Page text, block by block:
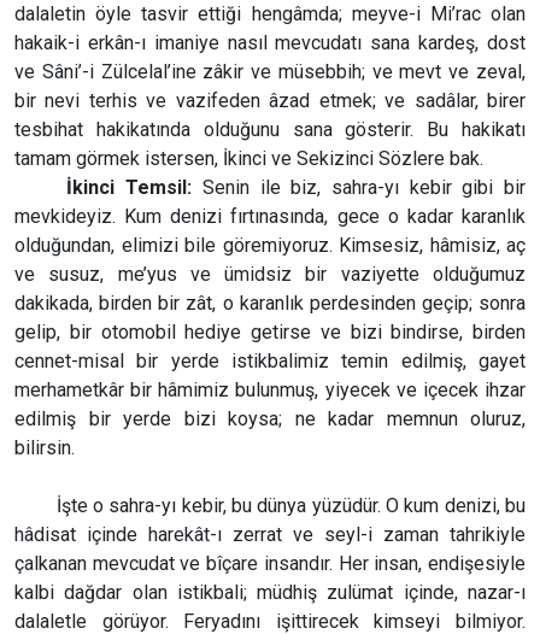
dalaletin öyle tasvir ettiği hengâmda; meyve-i Mi’rac olan
hakaik-i erkân-ı imaniye nasıl mevcudatı sana kardeş, dost
ve Sâni’-i Zülcelal’ine zâkir ve müsebbih; ve mevt ve zeval,
bir nevi terhis ve vazifeden âzad etmek; ve sadâlar, birer
tesbihat hakikatında olduğunu sana gösterir. Bu hakikatı
tamam görmek istersen, İkinci ve Sekizinci Sözlere bak.
İkinci Temsil: Senin ile biz, sahra-yı kebir gibi bir
mevkideyiz. Kum denizi fırtınasında, gece o kadar karanlık
olduğundan, elimizi bile göremiyoruz. Kimsesiz, hâmisiz, aç
ve susuz, me’yus ve ümidsiz bir vaziyette olduğumuz
dakikada, birden bir zât, o karanlık perdesinden geçip; sonra
gelip, bir otomobil hediye getirse ve bizi bindirse, birden
cennet-misal bir yerde istikbalimiz temin edilmiş, gayet
merhametkâr bir hâmimiz bulunmuş, yiyecek ve içecek ihzar
edilmiş bir yerde bizi koysa; ne kadar memnun oluruz,
bilirsin.
İşte o sahra-yı kebir, bu dünya yüzüdür. O kum denizi, bu
hâdisat içinde harekât-ı zerrat ve seyl-i zaman tahrikiyle
çalkanan mevcudat ve bîçare insandır. Her insan, endişesiyle
kalbi dağdar olan istikbali; müdhiş zulümat içinde, nazar-ı
dalaletle görüyor. Feryadını işittirecek kimseyi bilmiyor.